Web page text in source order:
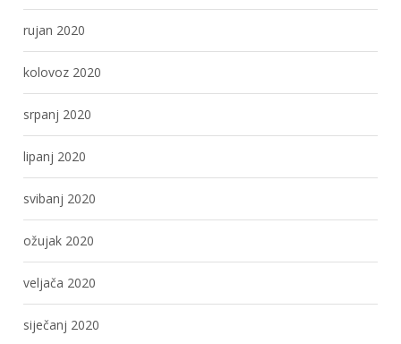
rujan 2020
kolovoz 2020
srpanj 2020
lipanj 2020
svibanj 2020
ožujak 2020
veljača 2020
siječanj 2020